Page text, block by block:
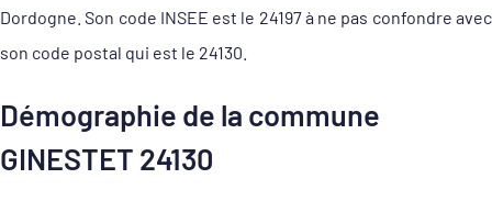
Dordogne. Son code INSEE est le 24197 à ne pas confondre avec
son code postal qui est le 24130.
Démographie de la commune
GINESTET 24130